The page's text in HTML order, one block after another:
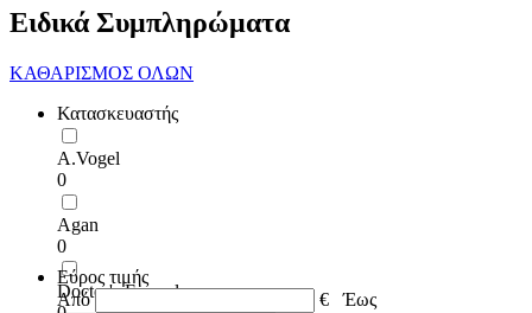
Ειδικά Συμπληρώματα
ΚΑΘΑΡΙΣΜΟΣ ΟΛΩΝ
Κατασκευαστής
A.Vogel
0
Agan
0
Doctor's Formulas
Εύρος τιμής
Από
€
Έως